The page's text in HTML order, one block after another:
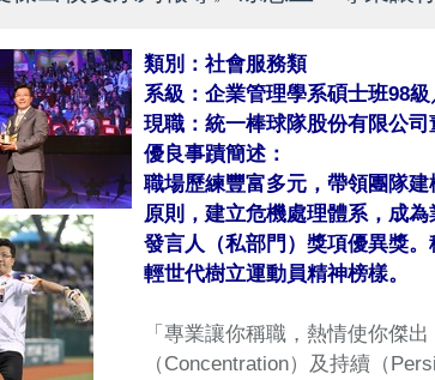
類別：社會服務類
系級：企業管理學系碩士班98級
現職：統一棒球隊股份有限公司
優良事蹟簡述：
職場歷練豐富多元，帶領團隊
原則，建立危機處理體系，成
發言人（私部門）獎項優異獎
輕世代樹立運動員精神榜樣。
「專業讓你稱職，熱情使你傑
（Concentration）及持續（